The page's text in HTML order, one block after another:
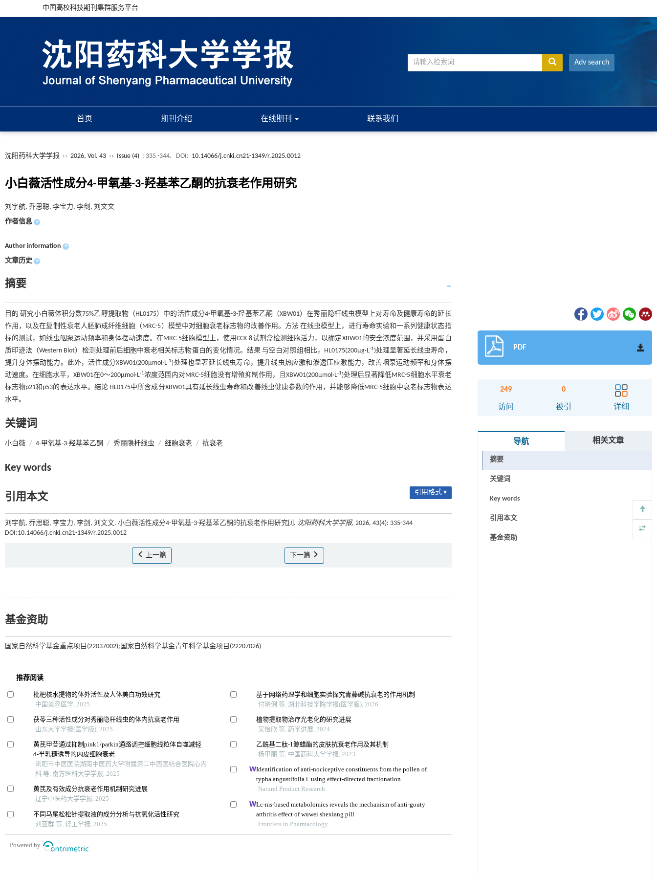
中国高校科技期刊集群服务平台
Adv search
首页 期刊介绍 在线期刊 联系我们
沈阳药科大学学报 ›› 2026, Vol. 43 ›› Issue (4) : 335 -344. DOI: 10.14066/j.cnki.cn21-1349/r.2025.0012
小白薇活性成分4-甲氧基-3-羟基苯乙酮的抗衰老作用研究
刘宇航, 乔思聪, 李宝力, 李剑, 刘文文
作者信息 +
Author information +
文章历史 +
摘要
目的 研究小白薇体积分数75%乙醇提取物（HL0175）中的活性成分4-甲氧基-3-羟基苯乙酮（XBW01）在秀丽隐杆线虫模型上对寿命及健康寿命的延长
作用，以及在复制性衰老人胚肺成纤维细胞（MRC-5）模型中对细胞衰老标志物的改善作用。方法 在线虫模型上，进行寿命实验和一系列健康状态指
标的测试，如线虫咽泵运动频率和身体摆动速度。在MRC-5细胞模型上，使用CCK-8试剂盒检测细胞活力，以确定XBW01的安全浓度范围，并采用蛋白
质印迹法（Western Blot）检测处理前后细胞中衰老相关标志物蛋白的变化情况。结果 与空白对照组相比，HL0175(200μg·L-1)处理显著延长线虫寿命，
提升身体摆动能力。此外，活性成分XBW01(200μmol·L-1)处理也显著延长线虫寿命，提升线虫热应激和渗透压应激能力，改善咽泵运动频率和身体摆
动速度。在细胞水平，XBW01在0～200μmol·L-1浓度范围内对MRC-5细胞没有增殖抑制作用，且XBW01(200μmol·L-1)处理后显著降低MRC-5细胞水平衰老
标志物p21和p53的表达水平。结论 HL0175中所含成分XBW01具有延长线虫寿命和改善线虫健康参数的作用，并能够降低MRC-5细胞中衰老标志物表达
水平。
关键词
小白薇 / 4-甲氧基-3-羟基苯乙酮 / 秀丽隐杆线虫 / 细胞衰老 / 抗衰老
Key words
引用本文 引用格式 ▾
刘宇航, 乔思聪, 李宝力, 李剑, 刘文文. 小白薇活性成分4-甲氧基-3-羟基苯乙酮的抗衰老作用研究[J]. 沈阳药科大学学报, 2026, 43(4): 335-344
DOI:10.14066/j.cnki.cn21-1349/r.2025.0012
上一篇 下一篇
基金资助
国家自然科学基金重点项目(22037002);国家自然科学基金青年科学基金项目(22207026)
PDF
249
访问
0
被引 详细
导航 相关文章
摘要
关键词
Key words
引用本文
基金资助